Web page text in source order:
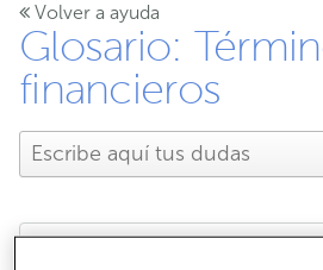
Volver a ayuda
Glosario:
financieros